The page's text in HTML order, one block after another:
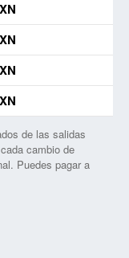
de las salidas
cambio de
Puedes pagar a